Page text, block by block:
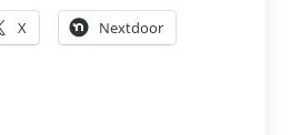
X Nextdoor